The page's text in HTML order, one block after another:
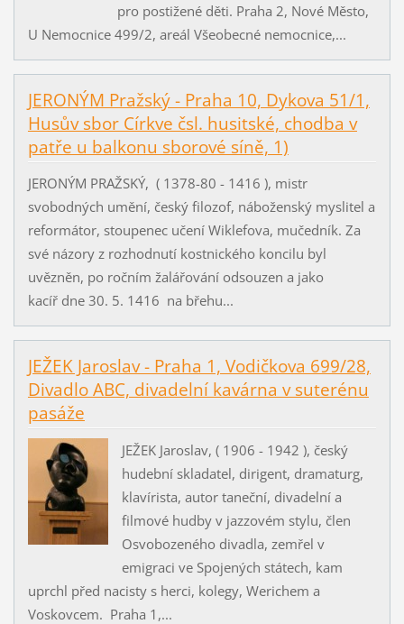
pro postižené děti. Praha 2, Nové Město,
U Nemocnice 499/2, areál Všeobecné nemocnice,...
JERONÝM Pražský - Praha 10, Dykova 51/1,
Husův sbor Církve čsl. husitské, chodba v
patře u balkonu sborové síně, 1)
JERONÝM PRAŽSKÝ, ( 1378-80 - 1416 ), mistr
svobodných umění, český filozof, náboženský myslitel a
reformátor, stoupenec učení Wiklefova, mučedník. Za
své názory z rozhodnutí kostnického koncilu byl
uvězněn, po ročním žalářování odsouzen a jako
kacíř dne 30. 5. 1416 na břehu...
JEŽEK Jaroslav - Praha 1, Vodičkova 699/28,
Divadlo ABC, divadelní kavárna v suterénu
pasáže
JEŽEK Jaroslav, ( 1906 - 1942 ), český
hudební skladatel, dirigent, dramaturg,
klavírista, autor taneční, divadelní a
filmové hudby v jazzovém stylu, člen
Osvobozeného divadla, zemřel v
emigraci ve Spojených státech, kam
uprchl před nacisty s herci, kolegy, Werichem a
Voskovcem. Praha 1,...